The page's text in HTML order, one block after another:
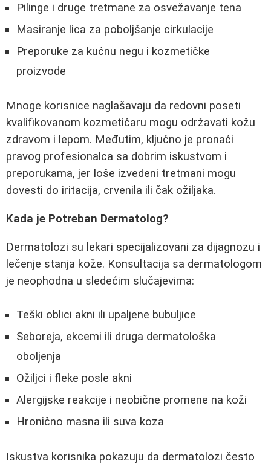
Pilinge i druge tretmane za osvežavanje tena
Masiranje lica za poboljšanje cirkulacije
Preporuke za kućnu negu i kozmetičke
proizvode
Mnoge korisnice naglašavaju da redovni poseti
kvalifikovanom kozmetičaru mogu održavati kožu
zdravom i lepom. Međutim, ključno je pronaći
pravog profesionalca sa dobrim iskustvom i
preporukama, jer loše izvedeni tretmani mogu
dovesti do iritacija, crvenila ili čak ožiljaka.
Kada je Potreban Dermatolog?
Dermatolozi su lekari specijalizovani za dijagnozu i
lečenje stanja kože. Konsultacija sa dermatologom
je neophodna u sledećim slučajevima:
Teški oblici akni ili upaljene bubuljice
Seboreja, ekcemi ili druga dermatološka
oboljenja
Ožiljci i fleke posle akni
Alergijske reakcije i neobične promene na koži
Hronično masna ili suva koza
Iskustva korisnika pokazuju da dermatolozi često